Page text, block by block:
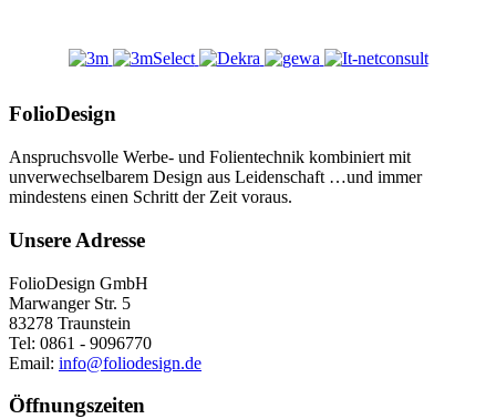
FolioDesign
Anspruchsvolle Werbe- und Folientechnik kombiniert mit
unverwechselbarem Design aus Leidenschaft …und immer
mindestens einen Schritt der Zeit voraus.
Unsere Adresse
FolioDesign GmbH
Marwanger Str. 5
83278 Traunstein
Tel: 0861 - 9096770
Email: info@foliodesign.de
Öffnungszeiten